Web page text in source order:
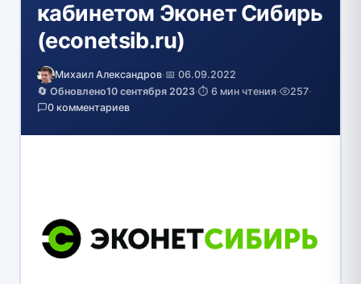
кабинетом Эконет Сибирь
(econetsib.ru)
Михаил Александров·📅 06.09.2022
🔄 Обновлено10 сентября 2023·⏱️ 6 мин чтения· 257·
0 комментариев